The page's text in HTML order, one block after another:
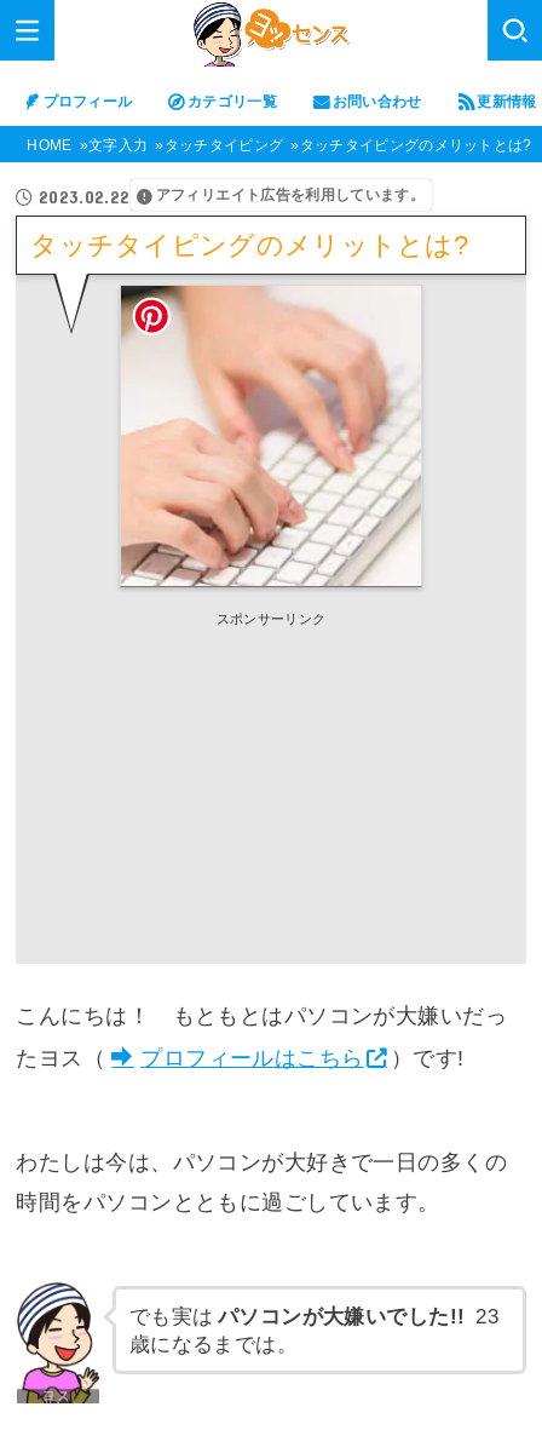
プロフィール カテゴリ一覧 お問い合わせ 更新情報
HOME 文字入力 タッチタイピング タッチタイピングのメリットとは?
2023.02.22 アフィリエイト広告を利用しています。
タッチタイピングのメリットとは?
スポンサーリンク
こんにちは！ もともとはパソコンが大嫌いだっ
たヨス（
プロフィールはこちら ）です!
わたしは今は、パソコンが大好きで一日の多くの
時間をパソコンとともに過ごしています。
でも実は パソコンが大嫌いでした!!
23
歳になるまでは。